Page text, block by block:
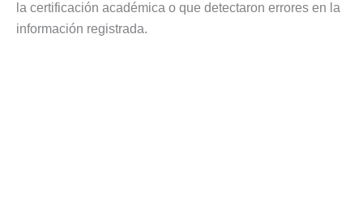
la certificación académica o que detectaron errores en la
información registrada.